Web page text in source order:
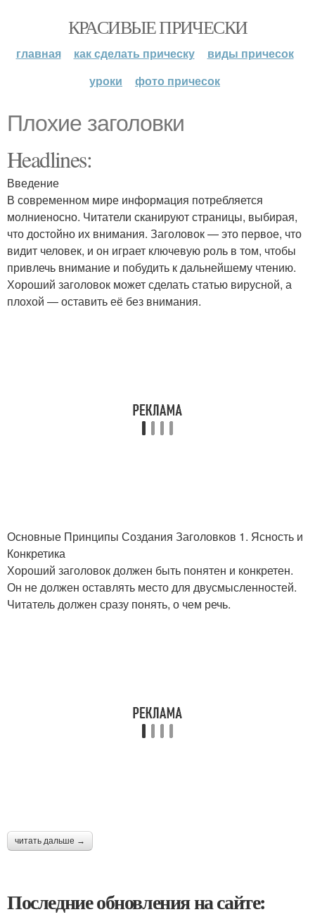
КРАСИВЫЕ ПРИЧЕСКИ
главная как сделать прическу
виды причесок
уроки
фото причесок
Плохие заголовки
Headlines:
Введение
В современном мире информация потребляется
молниеносно. Читатели сканируют страницы, выбирая,
что достойно их внимания. Заголовок — это первое, что
видит человек, и он играет ключевую роль в том, чтобы
привлечь внимание и побудить к дальнейшему чтению.
Хороший заголовок может сделать статью вирусной, а
плохой — оставить её без внимания.
Основные Принципы Создания Заголовков 1. Ясность и
Конкретика
Хороший заголовок должен быть понятен и конкретен.
Он не должен оставлять место для двусмысленностей.
Читатель должен сразу понять, о чем речь.
читать дальше →
Последние обновления на сайте: